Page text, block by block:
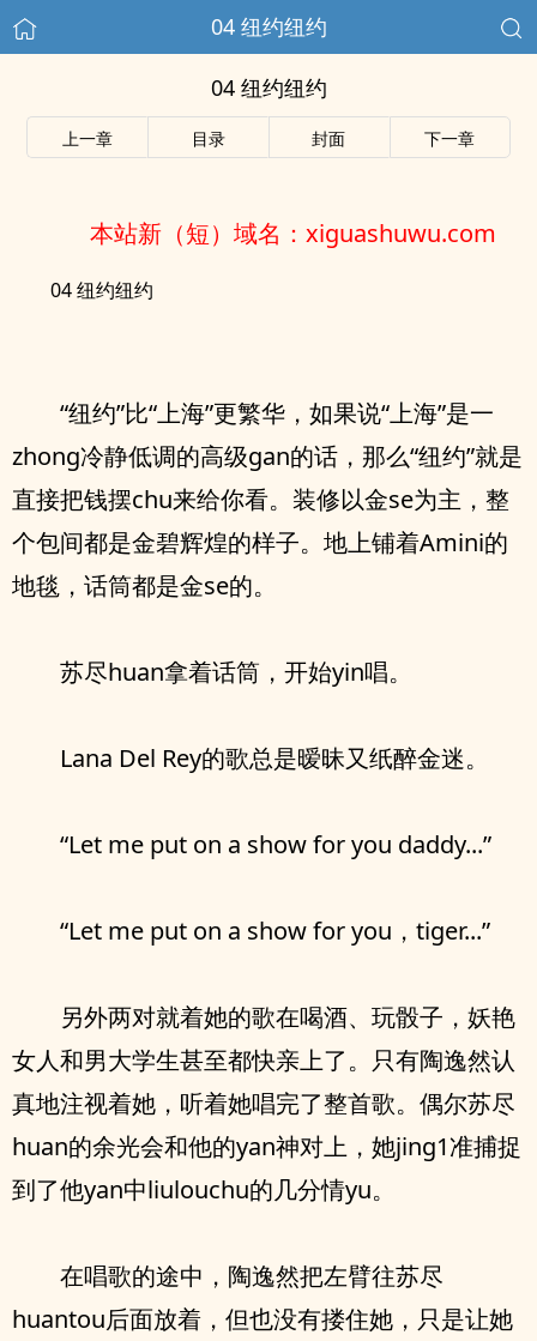
04 纽约纽约
04 纽约纽约
上一章 目录 封面 下一章
本站新（短）域名：xiguashuwu.com
04 纽约纽约
“纽约”比“上海”更繁华，如果说“上海”是一
zhong冷静低调的高级gan的话，那么“纽约”就是
直接把钱摆chu来给你看。装修以金se为主，整
个包间都是金碧辉煌的样子。地上铺着Amini的
地毯，话筒都是金se的。
苏尽huan拿着话筒，开始yin唱。
Lana Del Rey的歌总是暧昧又纸醉金迷。
“Let me put on a show for you daddy...”
“Let me put on a show for you，tiger...”
另外两对就着她的歌在喝酒、玩骰子，妖艳
女人和男大学生甚至都快亲上了。只有陶逸然认
真地注视着她，听着她唱完了整首歌。偶尔苏尽
huan的余光会和他的yan神对上，她jing1准捕捉
到了他yan中liulouchu的几分情yu。
在唱歌的途中，陶逸然把左臂往苏尽
huantou后面放着，但也没有搂住她，只是让她